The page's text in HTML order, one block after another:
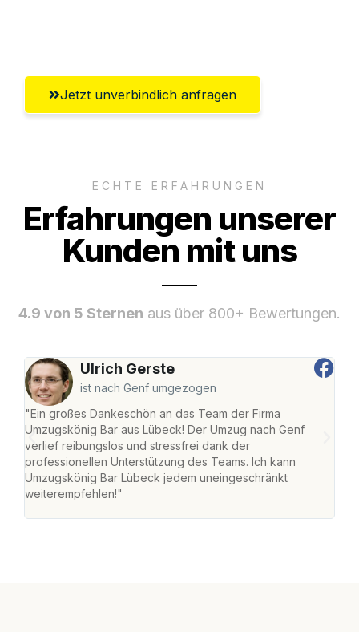
Jetzt unverbindlich anfragen
ECHTE ERFAHRUNGEN
Erfahrungen unserer
Kunden mit uns
4.9 von 5 Sternen aus über 800+ Bewertungen.
Ulrich Gerste
ist nach Genf umgezogen
"Ein großes Dankeschön an das Team der Firma
Umzugskönig Bar aus Lübeck! Der Umzug nach Genf
verlief reibungslos und stressfrei dank der
professionellen Unterstützung des Teams. Ich kann
Umzugskönig Bar Lübeck jedem uneingeschränkt
weiterempfehlen!"